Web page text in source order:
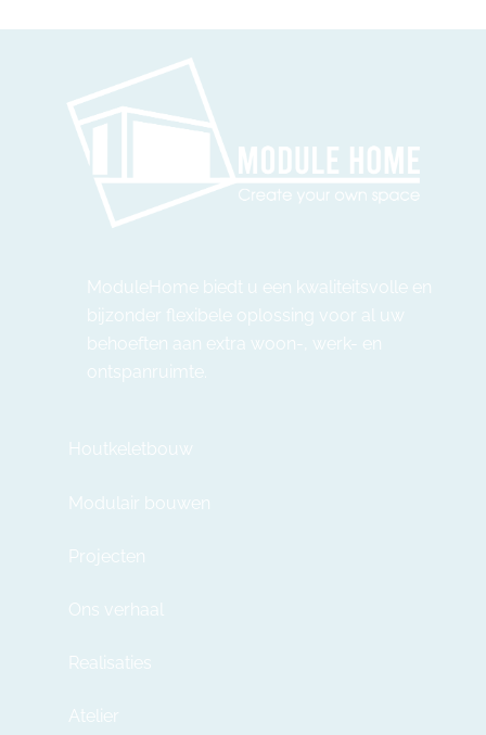
ModuleHome biedt u een kwaliteitsvolle en
bijzonder flexibele oplossing voor al uw
behoeften aan extra woon-, werk- en
ontspanruimte.
Houtkeletbouw
Modulair bouwen
Projecten
Ons verhaal
Realisaties
Atelier